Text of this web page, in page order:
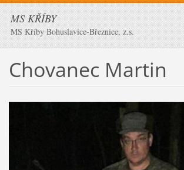
MS KŘÍBY
MS Kříby Bohuslavice-Březnice, z.s.
Chovanec Martin